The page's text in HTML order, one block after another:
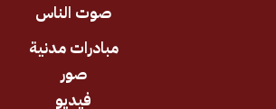
صوت الناس
مبادرات مدنية